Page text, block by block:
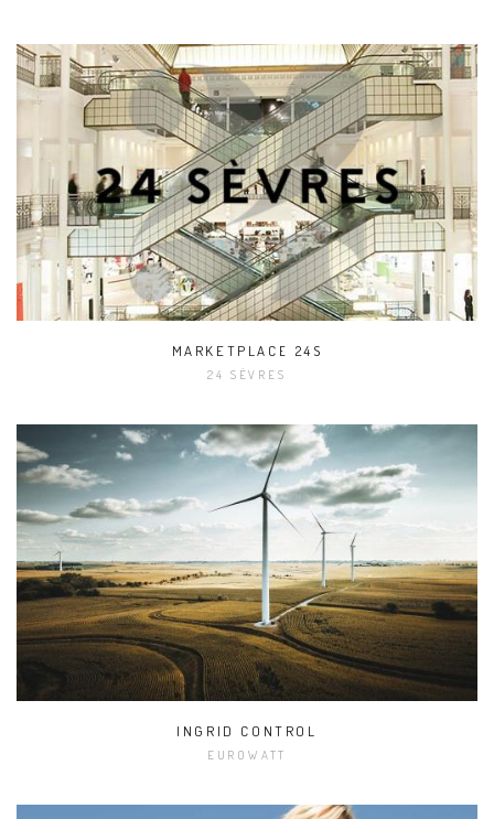
MARKETPLACE 24S
24 SÈVRES
INGRID CONTROL
EUROWATT